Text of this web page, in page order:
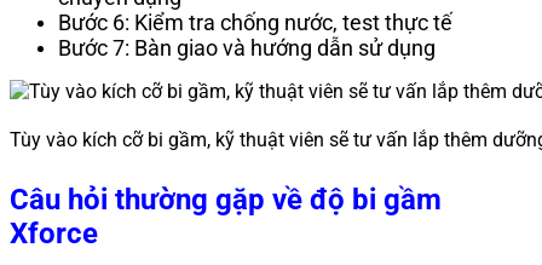
Bước 6: Kiểm tra chống nước, test thực tế
Bước 7: Bàn giao và hướng dẫn sử dụng
Tùy vào kích cỡ bi gầm, kỹ thuật viên sẽ tư vấn lắp thêm
Câu hỏi thường gặp về độ bi gầm
Xforce